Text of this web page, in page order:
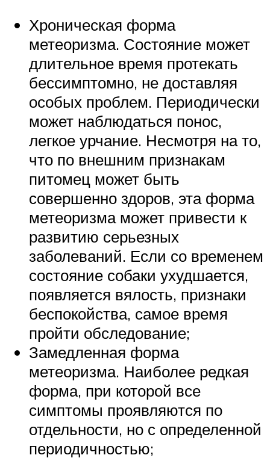
Хроническая форма
метеоризма. Состояние может
длительное время протекать
бессимптомно, не доставляя
особых проблем. Периодически
может наблюдаться понос,
легкое урчание. Несмотря на то,
что по внешним признакам
питомец может быть
совершенно здоров, эта форма
метеоризма может привести к
развитию серьезных
заболеваний. Если со временем
состояние собаки ухудшается,
появляется вялость, признаки
беспокойства, самое время
пройти обследование;
Замедленная форма
метеоризма. Наиболее редкая
форма, при которой все
симптомы проявляются по
отдельности, но с определенной
периодичностью;